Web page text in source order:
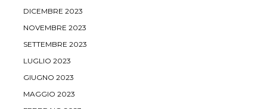
DICEMBRE 2023
NOVEMBRE 2023
SETTEMBRE 2023
LUGLIO 2023
GIUGNO 2023
MAGGIO 2023